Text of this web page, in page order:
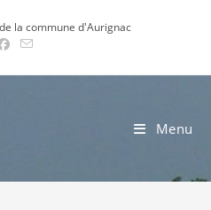
la commune d'Aurignac
Menu